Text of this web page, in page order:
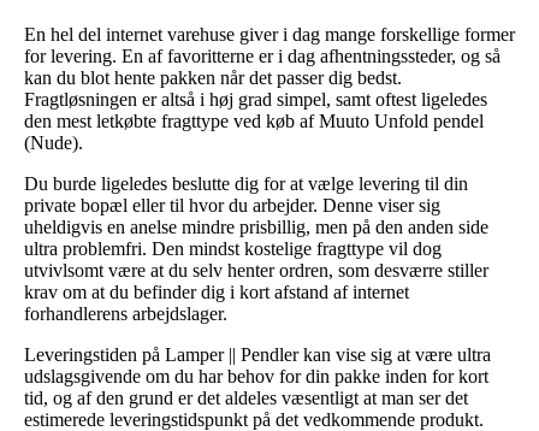
En hel del internet varehuse giver i dag mange forskellige former
for levering. En af favoritterne er i dag afhentningssteder, og så
kan du blot hente pakken når det passer dig bedst.
Fragtløsningen er altså i høj grad simpel, samt oftest ligeledes
den mest letkøbte fragttype ved køb af Muuto Unfold pendel
(Nude).
Du burde ligeledes beslutte dig for at vælge levering til din
private bopæl eller til hvor du arbejder. Denne viser sig
uheldigvis en anelse mindre prisbillig, men på den anden side
ultra problemfri. Den mindst kostelige fragttype vil dog
utvivlsomt være at du selv henter ordren, som desværre stiller
krav om at du befinder dig i kort afstand af internet
forhandlerens arbejdslager.
Leveringstiden på Lamper || Pendler kan vise sig at være ultra
udslagsgivende om du har behov for din pakke inden for kort
tid, og af den grund er det aldeles væsentligt at man ser det
estimerede leveringstidspunkt på det vedkommende produkt.